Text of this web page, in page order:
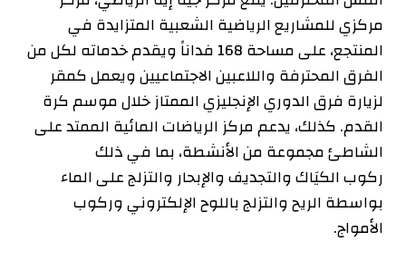
مركزي للمشاريع الرياضية الشعبية المتزايدة في
المنتجع، على مساحة 168 فداناً ويقدم خدماته لكل من
الفرق المحترفة واللاعبين الاجتماعيين ويعمل كمقر
لزيارة فرق الدوري الإنجليزي الممتاز خلال موسم كرة
القدم. كذلك، يدعم مركز الرياضات المائية الممتد على
الشاطئ مجموعة من الأنشطة، بما في ذلك
ركوب الكيَاك والتجديف والإبحار والتزلج على الماء
بواسطة الريح والتزلج باللوح الإلكتروني وركوب
الأمواج.